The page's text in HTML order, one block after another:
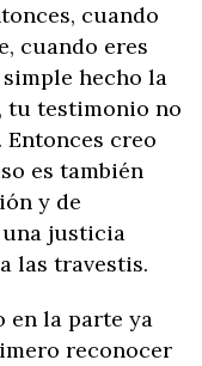
cuando
cuando eres
hecho la
tu testimonio no
creo
es también
y de
justicia
las travestis.
en la parte ya
reconocer